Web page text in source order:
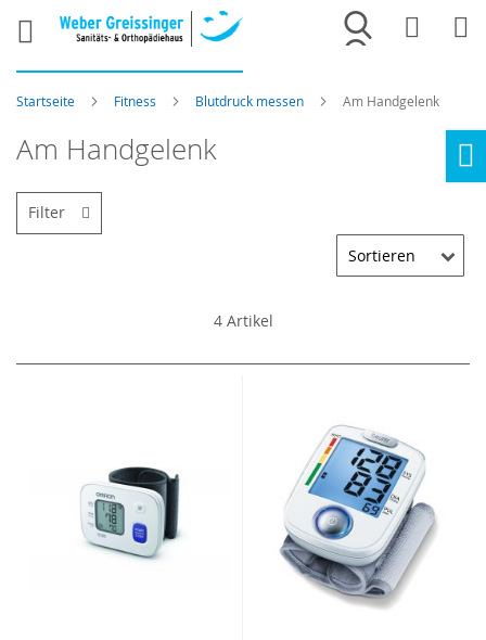
Merkliste
Startseite Fitness Blutdruck messen Am Handgelenk
Am Handgelenk
4Artikel
Filter